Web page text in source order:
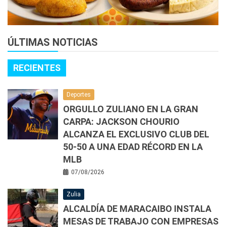
ÚLTIMAS NOTICIAS
RECIENTES
Deportes
ORGULLO ZULIANO EN LA GRAN
CARPA: JACKSON CHOURIO
ALCANZA EL EXCLUSIVO CLUB DEL
50-50 A UNA EDAD RÉCORD EN LA
MLB
07/08/2026
Zulia
ALCALDÍA DE MARACAIBO INSTALA
MESAS DE TRABAJO CON EMPRESAS